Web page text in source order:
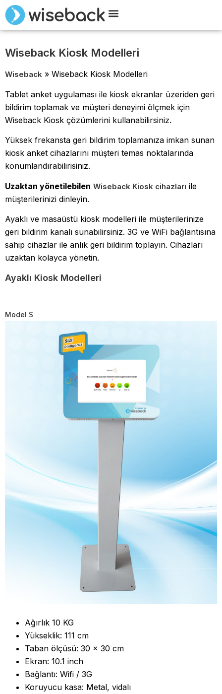
Wiseback Kiosk Modelleri
Wiseback » Wiseback Kiosk Modelleri
Tablet anket uygulaması ile kiosk ekranlar üzeriden geri
bildirim toplamak ve müşteri deneyimi ölçmek için
Wiseback Kiosk çözümlerini kullanabilirsiniz.
Yüksek frekansta geri bildirim toplamanıza imkan sunan
kiosk anket cihazlarını müşteri temas noktalarında
konumlandırabilirisiniz.
Uzaktan yönetilebilen Wiseback Kiosk cihazları ile
müşterilerinizi dinleyin.
Ayaklı ve masaüstü kiosk modelleri ile müşterilerinize
geri bildirim kanalı sunabilirsiniz. 3G ve WiFi bağlantısına
sahip cihazlar ile anlık geri bildirim toplayın. Cihazları
uzaktan kolayca yönetin.
Ayaklı Kiosk Modelleri
Model S
Ağırlık 10 KG
Yükseklik: 111 cm
Taban ölçüsü: 30 x 30 cm
Ekran: 10.1 inch
Bağlantı: Wifi / 3G
Koruyucu kasa: Metal, vidalı